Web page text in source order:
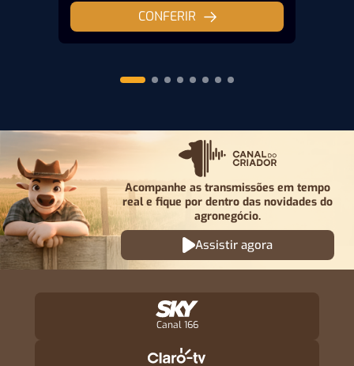
CONFERIR
Acompanhe as transmissões em tempo
real e fique pordentro das novidades do
agronegócio.
Assistir agora
Canal 166